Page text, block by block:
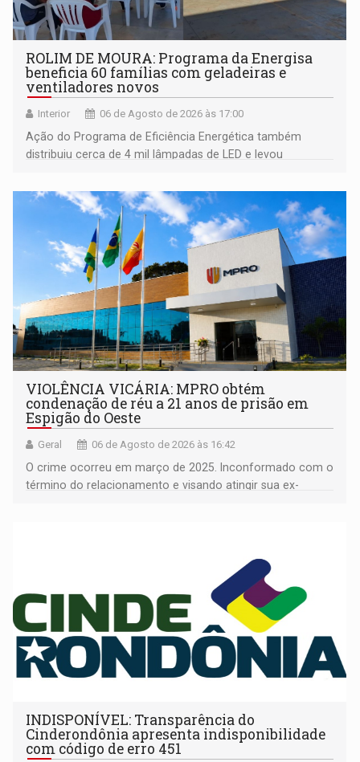
ROLIM DE MOURA: Programa da Energisa
beneficia 60 famílias com geladeiras e
ventiladores novos
Interior 06 de Agosto de 2026 às 17:00
Ação do Programa de Eficiência Energética também
distribuiu cerca de 4 mil lâmpadas de LED e levou
comunidade
VIOLÊNCIA VICÁRIA: MPRO obtém
condenação de réu a 21 anos de prisão em
Espigão do Oeste
Geral 06 de Agosto de 2026 às 16:42
O crime ocorreu em março de 2025. Inconformado com o
término do relacionamento e visando atingir sua ex-
INDISPONÍVEL: Transparência do
Cinderondônia apresenta indisponibilidade
com código de erro 451